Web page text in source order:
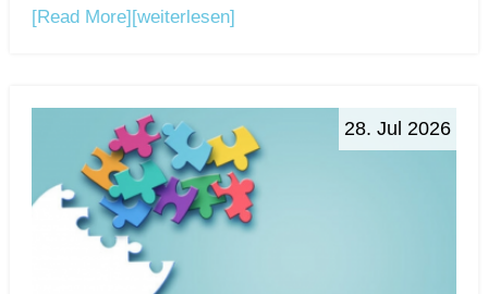
[Read More] [weiterlesen]
28. Jul 2026